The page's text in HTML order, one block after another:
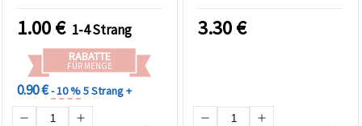
für Schmuckherstellung,
Armbänder, Halsketten &
DIY-Basteln
1.00€ 1-4 Strang
RABATTE
FÜR MENGE
0.90 €- 10 %5 Strang +
3.30€